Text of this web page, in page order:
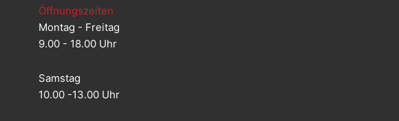
Öffnungszeiten
Montag - Freitag
9.00 - 18.00 Uhr
Samstag
10.00 -13.00 Uhr